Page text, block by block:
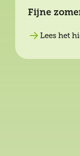
Fijne
Lees het